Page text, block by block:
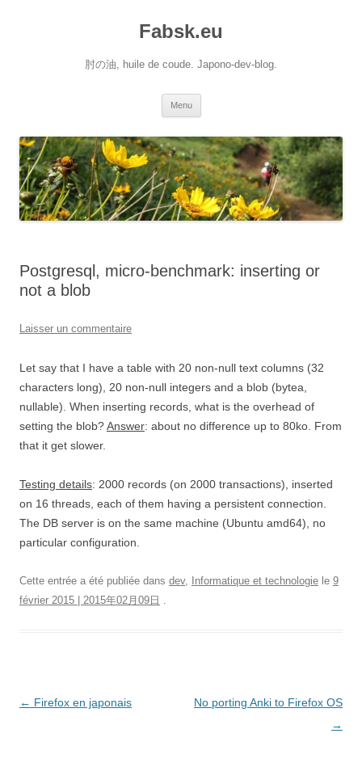
Fabsk.eu
肘の油, huile de coude. Japono-dev-blog.
Menu
Postgresql, micro-benchmark: inserting or
not a blob
Laisser un commentaire
Let say that I have a table with 20 non-null text columns (32
characters long), 20 non-null integers and a blob (bytea,
nullable). When inserting records, what is the overhead of
setting the blob?Answer: about no difference up to 80ko. From
that it get slower.
Testing details: 2000 records (on 2000 transactions), inserted
on 16 threads, each of them having a persistent connection.
The DB server is on the same machine (Ubuntu amd64), no
particular configuration.
Cette entrée a été publiée dans dev, Informatique et technologie le 9
février 2015 | 2015年02月09日
Navigation
← Firefox en japonais
No porting Anki to Firefox OS
→